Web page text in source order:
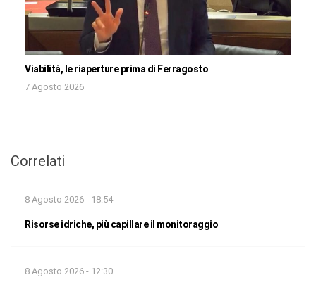
Viabilità, le riaperture prima di Ferragosto
7 Agosto 2026
Correlati
8 Agosto 2026 - 18:54
Risorse idriche, più capillare il monitoraggio
8 Agosto 2026 - 12:30